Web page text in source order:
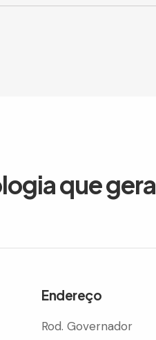
que gera
Endereço
Rod. Governador